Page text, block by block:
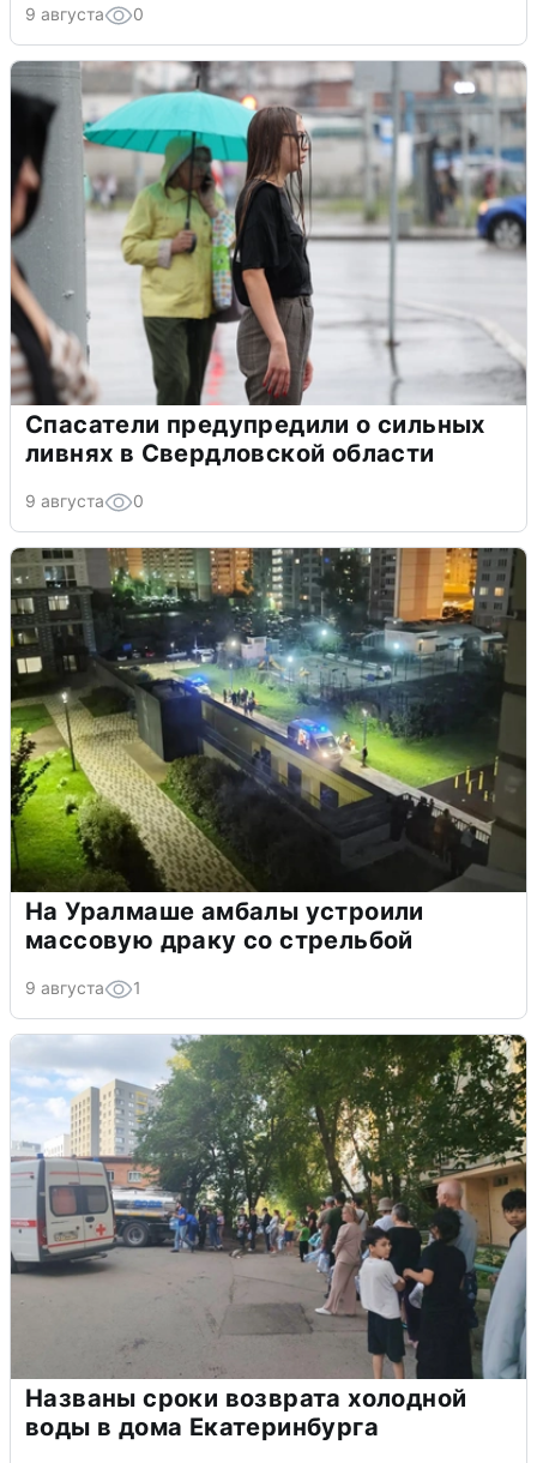
9 августа 0
Спасатели предупредили о сильных
ливнях в Свердловской области
9 августа 0
На Уралмаше амбалы устроили
массовую драку со стрельбой
9 августа 1
Названы сроки возврата холодной
воды в дома Екатеринбурга